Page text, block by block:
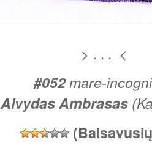
> . . . <
#052mare-
AlvydasAmbrasas